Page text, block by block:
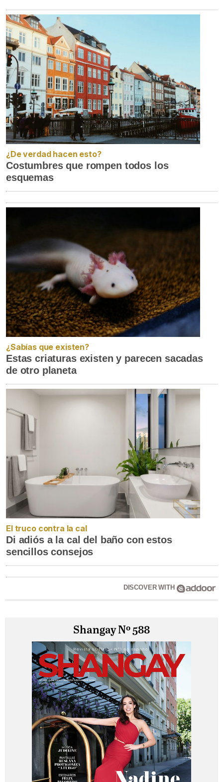
¿De verdad hacen esto?
Costumbres que rompen todos los
esquemas
¿Sabías que existen?
Estas criaturas existen y parecen sacadas
de otro planeta
El truco contra la cal
Di adiós a la cal del baño con estos
sencillos consejos
DISCOVER WITH
Shangay Nº 588